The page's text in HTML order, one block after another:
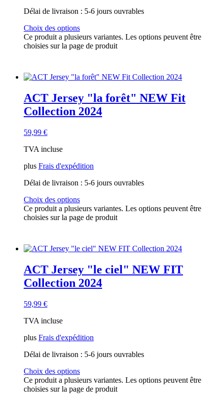
Délai de livraison : 5-6 jours ouvrables
Choix des options
Ce produit a plusieurs variantes. Les options peuvent être
choisies sur la page de produit
ACT Jersey "la forêt" NEW Fit
Collection 2024
59,99 €
TVA incluse
plus Frais d'expédition
Délai de livraison : 5-6 jours ouvrables
Choix des options
Ce produit a plusieurs variantes. Les options peuvent être
choisies sur la page de produit
ACT Jersey "le ciel" NEW FIT
Collection 2024
59,99 €
TVA incluse
plus Frais d'expédition
Délai de livraison : 5-6 jours ouvrables
Choix des options
Ce produit a plusieurs variantes. Les options peuvent être
choisies sur la page de produit